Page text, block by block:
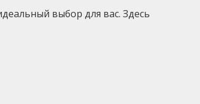
выбор для вас. Здесь